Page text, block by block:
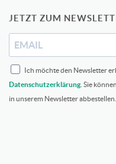
JETZT ZUM
Ich möchte den Newsletter
Datenschutzerklärung . Sie
in unserem Newsletter abbestellen.